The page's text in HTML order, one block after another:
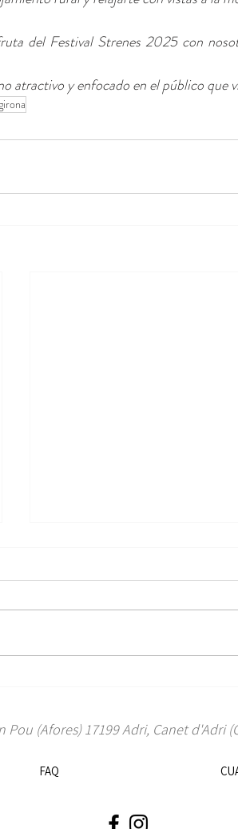
del Festival Strenes 2025 con
atractivo y enfocado en el público que
Pou (Afores) 17199 Adri, Canet d'Adri
FAQ